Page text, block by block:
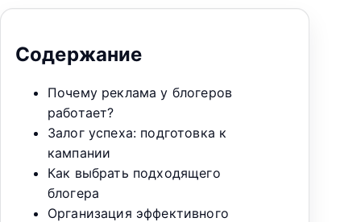
Содержание
Почему реклама у блогеров
работает?
Залог успеха: подготовка к
кампании
Как выбрать подходящего
блогера
Организация эффективного